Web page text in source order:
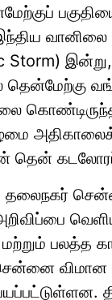
Storm)
தென்மேற்கு
தென் கடலோரப்
தலைநகர்
பலத்த
விமான